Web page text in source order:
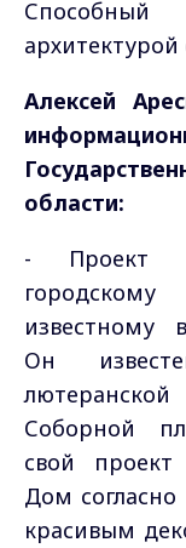
Способный
Алексей
области:
- Проект
известному
Он
Соборной
свой проект
Дом
красивым